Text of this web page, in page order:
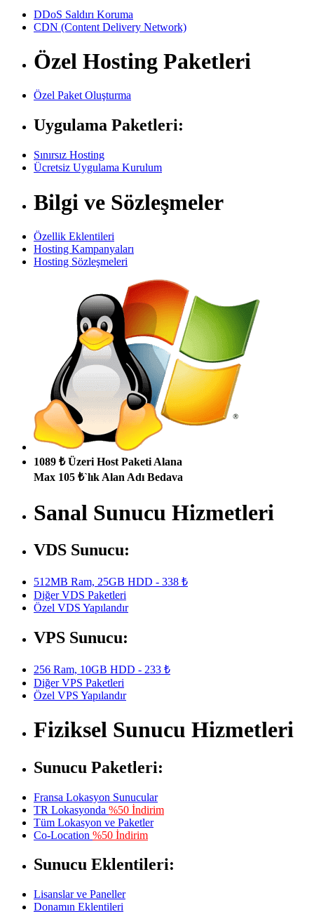
DDoS Saldırı Koruma
CDN (Content Delivery Network)
Özel Hosting Paketleri
Özel Paket Oluşturma
Uygulama Paketleri:
Sınırsız Hosting
Ücretsiz Uygulama Kurulum
Bilgi ve Sözleşmeler
Özellik Eklentileri
Hosting Kampanyaları
Hosting Sözleşmeleri
1089 ₺ Üzeri Host Paketi Alana
Max 105 ₺`lık Alan Adı Bedava
Sanal Sunucu Hizmetleri
VDS Sunucu:
512MB Ram, 25GB HDD - 338 ₺
Diğer VDS Paketleri
Özel VDS Yapılandır
VPS Sunucu:
256 Ram, 10GB HDD - 233 ₺
Diğer VPS Paketleri
Özel VPS Yapılandır
Fiziksel Sunucu Hizmetleri
Sunucu Paketleri:
Fransa Lokasyon Sunucular
TR Lokasyonda %50 İndirim
Tüm Lokasyon ve Paketler
Co-Location %50 İndirim
Sunucu Eklentileri:
Lisanslar ve Paneller
Donamın Eklentileri